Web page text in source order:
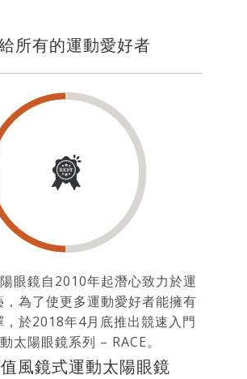
所有的運動愛好者
眼鏡自2010年起潛心致力於運
，為了使更多運動愛好者能擁有
，於2018年4月底推出競速入門
太陽眼鏡系列 – RACE。
風鏡式運動太陽眼鏡